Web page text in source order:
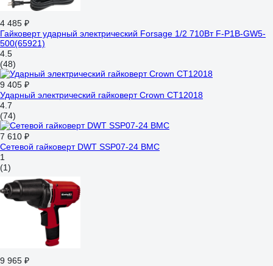
4 485 ₽
Гайковерт ударный электрический Forsage 1/2 710Вт F-P1B-GW5-
500(65921)
4.5
(48)
9 405 ₽
Ударный электрический гайковерт Crown CT12018
4.7
(74)
7 610 ₽
Сетевой гайковерт DWT SSP07-24 BMC
1
(1)
9 965 ₽